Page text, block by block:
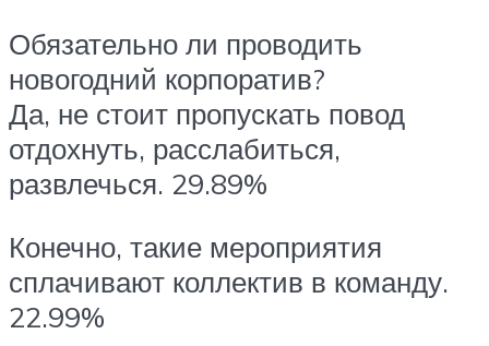
Обязательно ли проводить
новогодний корпоратив?
Да, не стоит пропускать повод
отдохнуть, расслабиться,
развлечься. 29.89%
Конечно, такие мероприятия
сплачивают коллектив в команду.
22.99%